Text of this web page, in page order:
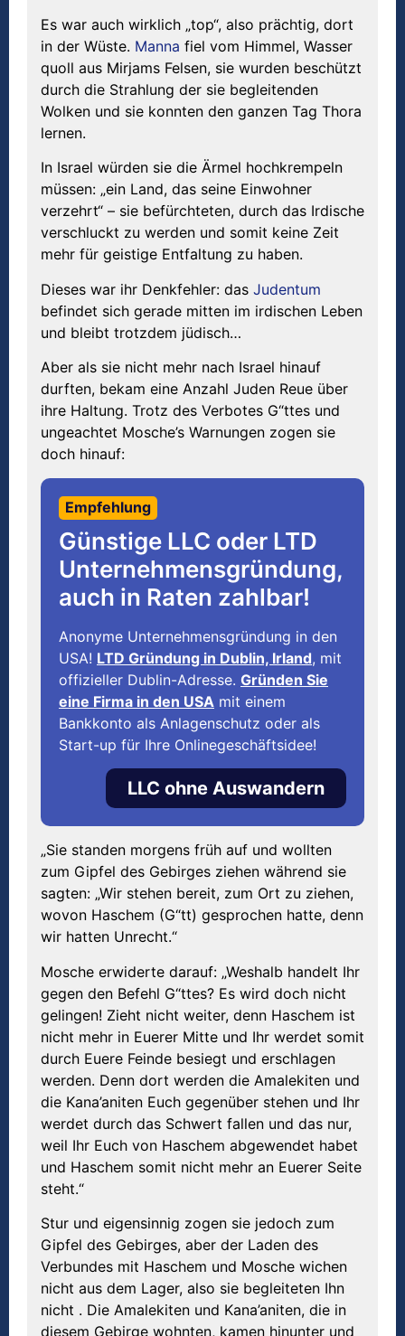
Es war auch wirklich „top“, also prächtig, dort
in der Wüste. Manna fiel vom Himmel, Wasser
quoll aus Mirjams Felsen, sie wurden beschützt
durch die Strahlung der sie begleitenden
Wolken und sie konnten den ganzen Tag Thora
lernen.
In Israel würden sie die Ärmel hochkrempeln
müssen: „ein Land, das seine Einwohner
verzehrt“ – sie befürchteten, durch das Irdische
verschluckt zu werden und somit keine Zeit
mehr für geistige Entfaltung zu haben.
Dieses war ihr Denkfehler: das Judentum
befindet sich gerade mitten im irdischen Leben
und bleibt trotzdem jüdisch…
Aber als sie nicht mehr nach Israel hinauf
durften, bekam eine Anzahl Juden Reue über
ihre Haltung. Trotz des Verbotes G“ttes und
ungeachtet Mosche’s Warnungen zogen sie
doch hinauf:
Empfehlung
Günstige LLC oder LTD
Unternehmensgründung,
auch in Raten zahlbar!
Anonyme Unternehmensgründung in den
USA! LTD Gründung in Dublin, Irland, mit
offizieller Dublin-Adresse. Gründen Sie
eine Firma in den USA mit einem
Bankkonto als Anlagenschutz oder als
Start-up für Ihre Onlinegeschäftsidee!
LLC ohne Auswandern
„Sie standen morgens früh auf und wollten
zum Gipfel des Gebirges ziehen während sie
sagten: „Wir stehen bereit, zum Ort zu ziehen,
wovon Haschem (G“tt) gesprochen hatte, denn
wir hatten Unrecht.“
Mosche erwiderte darauf: „Weshalb handelt Ihr
gegen den Befehl G“ttes? Es wird doch nicht
gelingen! Zieht nicht weiter, denn Haschem ist
nicht mehr in Euerer Mitte und Ihr werdet somit
durch Euere Feinde besiegt und erschlagen
werden. Denn dort werden die Amalekiten und
die Kana’aniten Euch gegenüber stehen und Ihr
werdet durch das Schwert fallen und das nur,
weil Ihr Euch von Haschem abgewendet habet
und Haschem somit nicht mehr an Euerer Seite
steht.“
Stur und eigensinnig zogen sie jedoch zum
Gipfel des Gebirges, aber der Laden des
Verbundes mit Haschem und Mosche wichen
nicht aus dem Lager, also sie begleiteten Ihn
nicht . Die Amalekiten und Kana’aniten, die in
diesem Gebirge wohnten, kamen hinunter und